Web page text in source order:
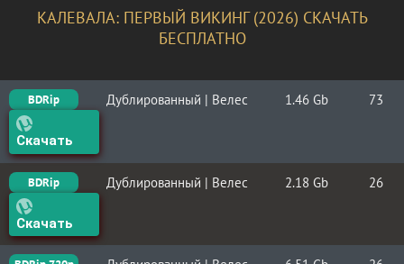
КАЛЕВАЛА: ПЕРВЫЙ ВИКИНГ (2026) СКАЧАТЬ
БЕСПЛАТНО
BDRip Дублированный | Велес 1.46 Gb 73
Скачать
BDRip Дублированный | Велес 2.18 Gb 26
Скачать